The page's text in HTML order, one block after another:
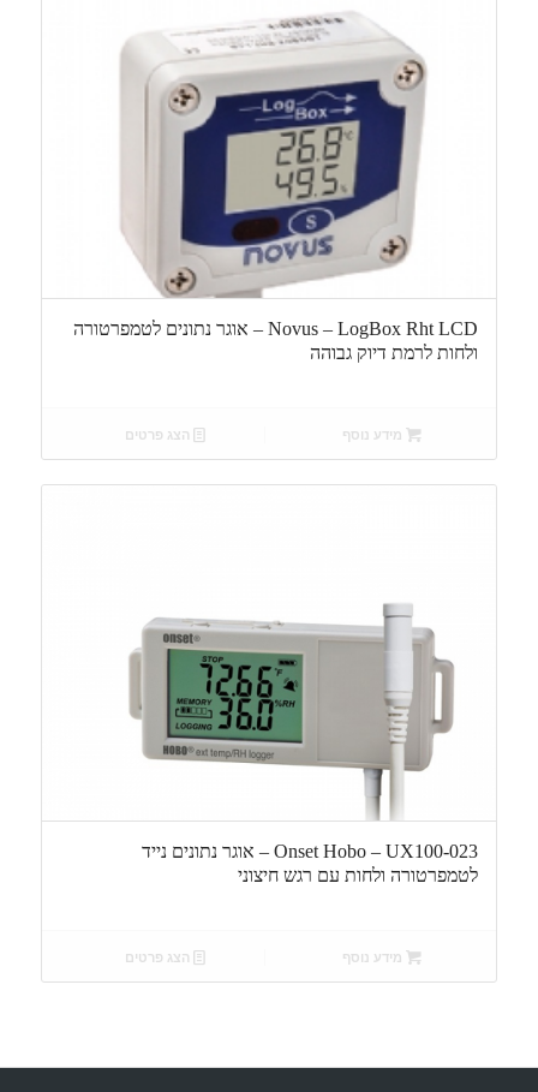
Novus – LogBox Rht LCD – אוגר נתונים לטמפרטורה
ולחות לרמת דיוק גבוהה
מידע נוסף הצג פרטים
Onset Hobo – UX100-023 – אוגר נתונים נייד
לטמפרטורה ולחות עם רגש חיצוני
מידע נוסף הצג פרטים